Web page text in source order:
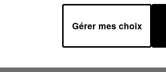
08/2025 À 13H37Gérer mes choix